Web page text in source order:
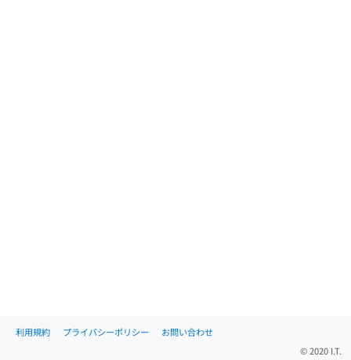
利用規約 プライバシーポリシー
お問い合わせ
© 2020 I.T.